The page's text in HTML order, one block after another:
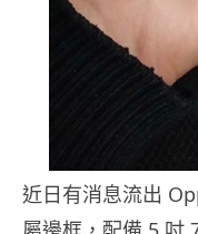
近日有消息流出